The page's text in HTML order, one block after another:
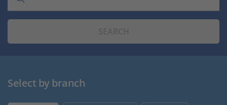
Videos
Karriere
Select by branch